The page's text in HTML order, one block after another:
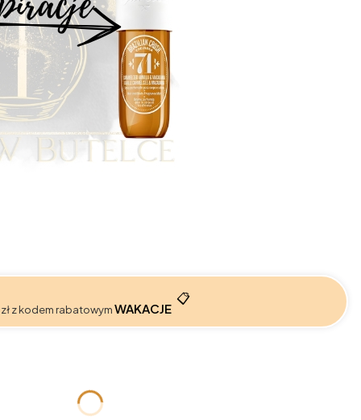
z kodem rabatowymWAKACJE
📋